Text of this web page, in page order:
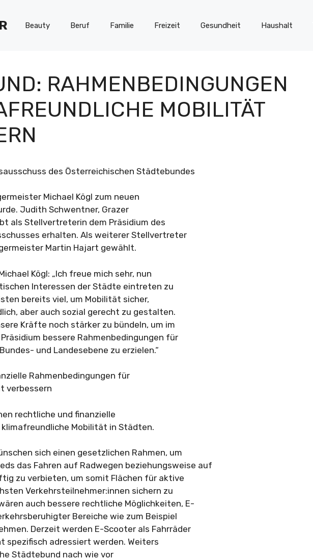
Beauty Beruf Familie Freizeit Gesundheit Haushalt
RAHMENBEDINGUNGEN
MOBILITÄT
des Österreichischen Städtebundes
Michael Kögl zum neuen
Judith Schwentner, Grazer
als Stellvertreterin dem Präsidium des
erhalten. Als weiterer Stellvertreter
Martin Hajart gewählt.
Kögl: „Ich freue mich sehr, nun
Interessen der Städte eintreten zu
bereits viel, um Mobilität sicher,
aber auch sozial gerecht zu gestalten.
Kräfte noch stärker zu bündeln, um im
bessere Rahmenbedingungen für
und Landesebene zu erzielen.“
Rahmenbedingungen für
verbessern
rechtliche und finanzielle
Mobilität in Städten.
sich einen gesetzlichen Rahmen, um
das Fahren auf Radwegen beziehungsweise auf
zu verbieten, um somit Flächen für aktive
Verkehrsteilnehmer:innen sichern zu
auch bessere rechtliche Möglichkeiten, E-
Bereiche wie zum Beispiel
Derzeit werden E-Scooter als Fahrräder
spezifisch adressiert werden. Weiters
Städtebund nach wie vor